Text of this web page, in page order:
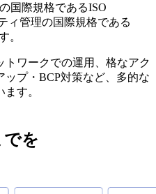
国際規格であるISO
ィ管理の国際規格である
。
トワークでの運用、格なアク
プ・BCP対策など、多的な
す。
でを